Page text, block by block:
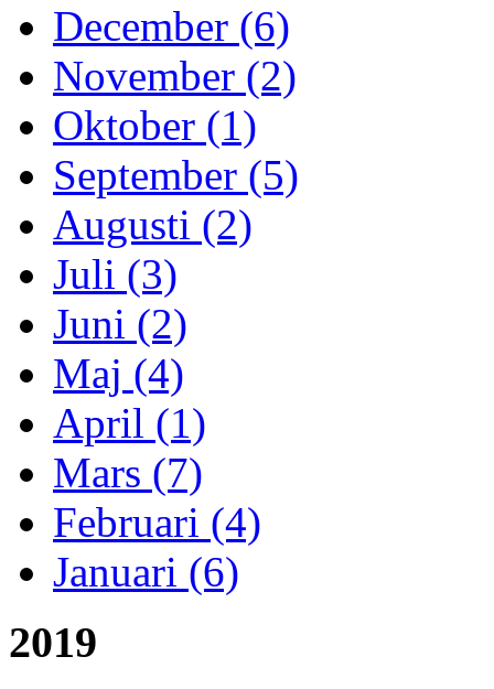
December (6)
November (2)
Oktober (1)
September (5)
Augusti (2)
Juli (3)
Juni (2)
Maj (4)
April (1)
Mars (7)
Februari (4)
Januari (6)
2019